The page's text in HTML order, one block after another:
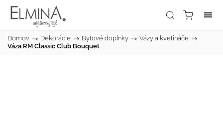
Domov / Dekorácie / Bytové doplnky / Vázy a kvetináče /
Váza RM Classic Club Bouquet